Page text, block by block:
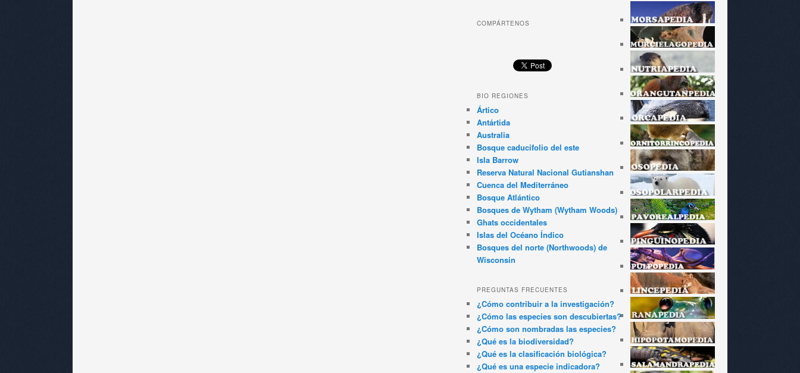
COMPÁRTENOS
BIO REGIONES
Ártico
Antártida
Australia
Bosque caducifolio del este
Isla Barrow
Reserva Natural Nacional Gutianshan
Cuenca del Mediterráneo
Bosque Atlántico
Bosques de Wytham (Wytham Woods)
Ghats occidentales
Islas del Océano Índico
Bosques del norte (Northwoods) de
Wisconsin
PREGUNTAS FRECUENTES
¿Cómo contribuir a la investigación?
¿Cómo las especies son descubiertas?
¿Cómo son nombradas las especies?
¿Qué es la biodiversidad?
¿Qué es la clasificación biológica?
¿Qué es una especie indicadora?